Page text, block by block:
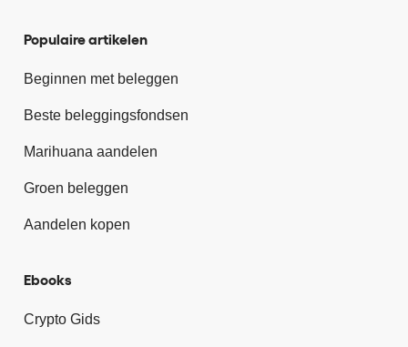
Populaire artikelen
Beginnen met beleggen
Beste beleggingsfondsen
Marihuana aandelen
Groen beleggen
Aandelen kopen
Ebooks
Crypto Gids